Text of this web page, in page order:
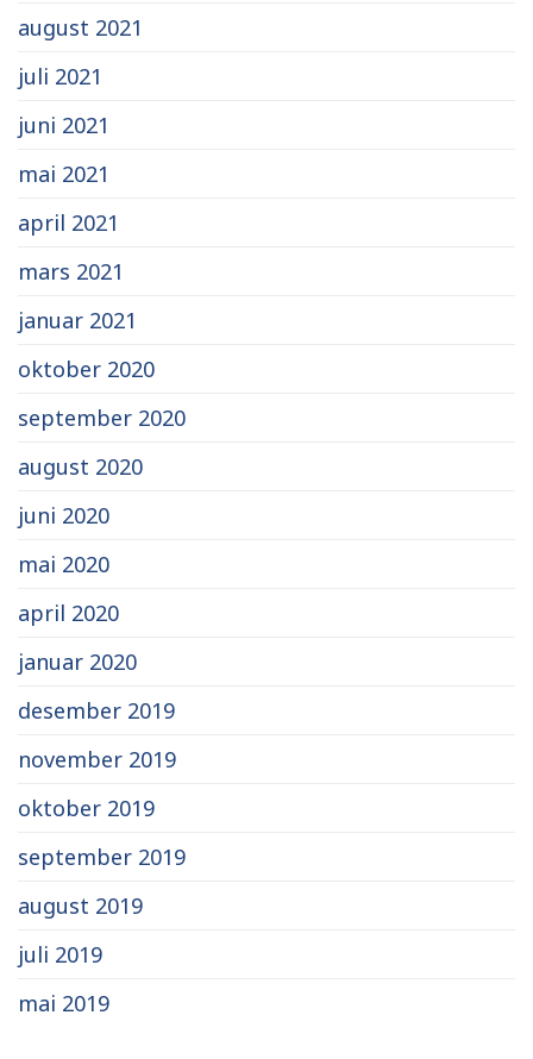
august 2021
juli 2021
juni 2021
mai 2021
april 2021
mars 2021
januar 2021
oktober 2020
september 2020
august 2020
juni 2020
mai 2020
april 2020
januar 2020
desember 2019
november 2019
oktober 2019
september 2019
august 2019
juli 2019
mai 2019